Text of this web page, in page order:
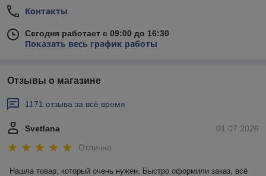
Контакты
Сегодня работает с 09:00 до 16:30
Показать весь график работы
Отзывы о магазине
1171 отзыва за всё время
01.07.2026
Svetlana
Отлично
Нашла товар, который очень нужен. Быстро оформили заказ, всё